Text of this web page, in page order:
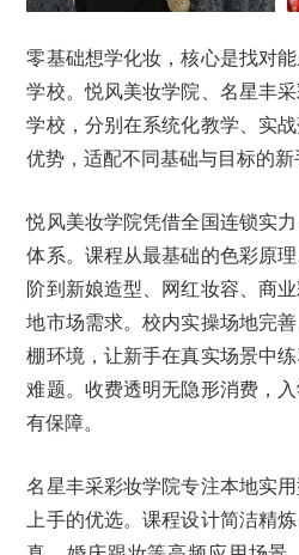
零基础想学化妆，核心是找对
学校。悦风美妆学院、名星丰
学校，分别在系统化教学、实
优势，适配不同基础与目标的新
悦风美妆学院凭借全国连锁实
体系。课程从最基础的色彩原
阶到新娘造型、网红妆容、商
地市场需求。校内实操场地完
棚环境，让新手在真实场景中
难题。收费透明无隐形消费，
有保障。
名星丰采彩妆学院专注本地实
上手的优选。课程设计简洁精